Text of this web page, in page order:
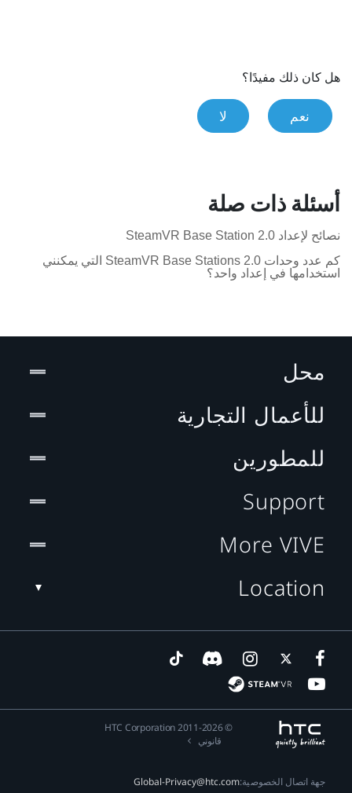
هل كان ذلك مفيدًا؟
نعم لا
أسئلة ذات صلة
نصائح لإعداد SteamVR Base Station 2.0
كم عدد وحدات SteamVR Base Stations 2.0 التي يمكنني
استخدامها في إعداد واحد؟
محل
للأعمال التجارية
للمطورين
Support
More VIVE
Location
© 2011-2026 HTC Corporation
قانوني
جهة اتصال الخصوصية:Global-Privacy@htc.com